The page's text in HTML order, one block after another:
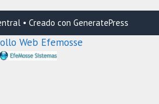
• Creado con GeneratePress
Web Efemosse